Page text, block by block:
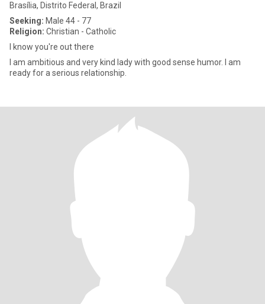
Brasília, Distrito Federal, Brazil
Seeking: Male 44 - 77
Religion: Christian - Catholic
I know you're out there
I am ambitious and very kind lady with good sense humor. I am
ready for a serious relationship.